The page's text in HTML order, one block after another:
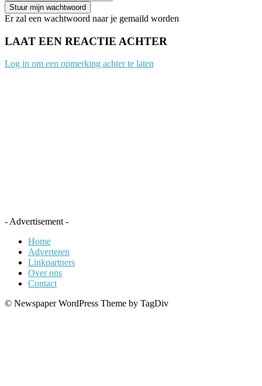
Er zal een wachtwoord naar je gemaild worden
LAAT EEN REACTIE ACHTER
Log in om een opmerking achter te laten
- Advertisement -
Home
Adverteren
Linkpartners
Over ons
Contact
© Newspaper WordPress Theme by TagDiv